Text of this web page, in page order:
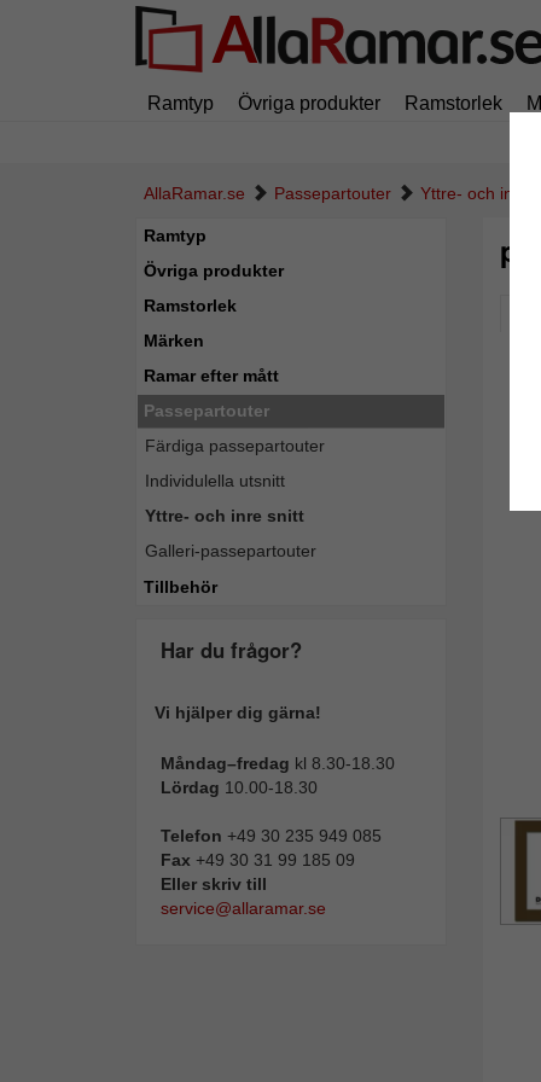
Ramtyp Övriga produkter Ramstorlek
AllaRamar.se Passepartouter Yttre- och inre
Ramtyp
Övriga produkter
Ramstorlek
Märken
Ramar efter mått
Passepartouter
Färdiga passepartouter
Individulella utsnitt
Yttre- och inre snitt
Galleri-passepartouter
Tillbehör
Har du frågor?
Vi hjälper dig gärna!
Måndag–fredag kl 8.30-18.30
Lördag 10.00-18.30
Telefon +49 30 235 949 085
Fax +49 30 31 99 185 09
Eller skriv till
service@allaramar.se